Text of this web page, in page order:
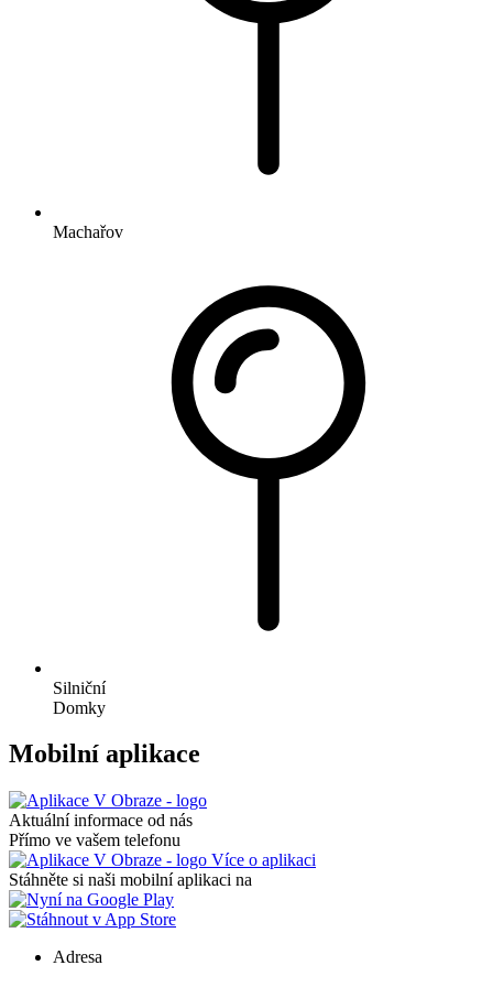
Machařov
Silniční
Domky
Mobilní aplikace
Aktuální informace od nás
Přímo ve vašem telefonu
Více o aplikaci
Stáhněte si naši mobilní aplikaci na
Adresa